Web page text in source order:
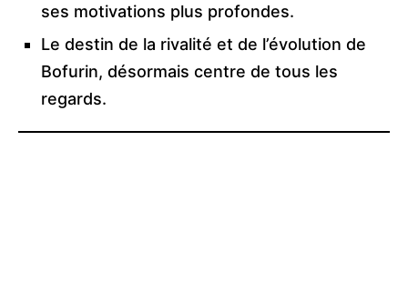
ses motivations plus profondes.
Le destin de la rivalité et de l’évolution de
Bofurin, désormais centre de tous les
regards.